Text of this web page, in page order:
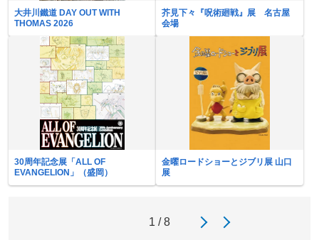
大井川鐵道 DAY OUT WITH
THOMAS 2026
芥見下々『呪術廻戦』展 名古屋
会場
30周年記念展「ALL OF
EVANGELION」（盛岡）
金曜ロードショーとジブリ展 山口
展
1 / 8